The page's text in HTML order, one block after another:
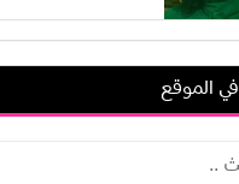
الموقع